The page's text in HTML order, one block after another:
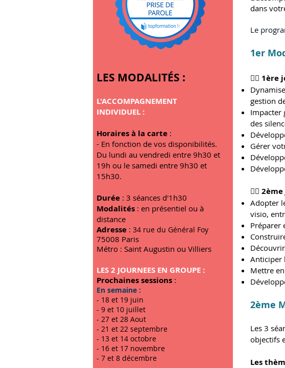
LES MODALITÉS :​
L'ACCOMPAGNEMENT
INDIVIDUEL :
Horaires à la carte :
- En fonction de vos disponibilités.
Du lundi au vendredi entre 9h30 et
19h ou le samedi entre 9h30 et
15h30.
Durée : 3 séances d'1h30
Modalités : en présentiel ou à
distance
Adresse : 34 rue du Général Foy
75008 Paris
Métro : Saint Augustin ou Villiers
LES 2 JOURNEES EN GROUPE :
Prochaines sessions :
En semaine :
- 18 et 19 juin
- 9 et 10 juillet
- 27 et 28 Aout
- 21 et 22 septembre
- 13 et 14 octobre
- 16 et 17 novembre
- 7 et 8 décembre
dans
Le
1er
👉🏼 1ère
gestion
Impacter
des
Gérer
👉🏼
Adopter
visio,
Préparer
Anticiper
Mettre
2ème
Les 3
objectifs
Les